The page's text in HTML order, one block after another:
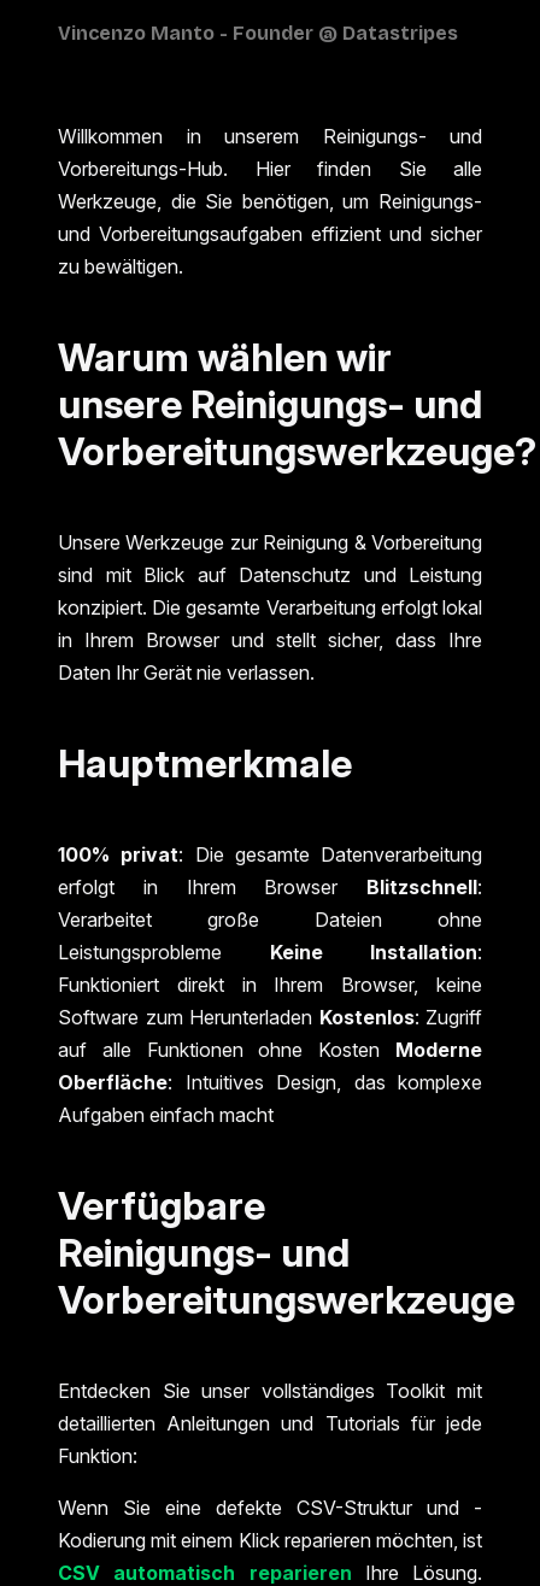
Willkommen in unserem Reinigungs- und
Vorbereitungs-Hub. Hier finden Sie alle
Werkzeuge, die Sie benötigen, um Reinigungs-
und Vorbereitungsaufgaben effizient und sicher
zu bewältigen.
Warum wählen wir
unsere Reinigungs- und
Vorbereitungswerkzeuge?
Unsere Werkzeuge zur Reinigung & Vorbereitung
sind mit Blick auf Datenschutz und Leistung
konzipiert. Die gesamte Verarbeitung erfolgt lokal
in Ihrem Browser und stellt sicher, dass Ihre
Daten Ihr Gerät nie verlassen.
Hauptmerkmale
100% privat: Die gesamte Datenverarbeitung
erfolgt in Ihrem Browser Blitzschnell:
Verarbeitet große Dateien ohne
Leistungsprobleme Keine Installation:
Funktioniert direkt in Ihrem Browser, keine
Software zum Herunterladen Kostenlos: Zugriff
auf alle Funktionen ohne Kosten Moderne
Oberfläche: Intuitives Design, das komplexe
Aufgaben einfach macht
Verfügbare
Reinigungs- und
Vorbereitungswerkzeuge
Entdecken Sie unser vollständiges Toolkit mit
detaillierten Anleitungen und Tutorials für jede
Funktion:
Wenn Sie eine defekte CSV-Struktur und -
Kodierung mit einem Klick reparieren möchten, ist
CSV automatisch reparieren Ihre Lösung.